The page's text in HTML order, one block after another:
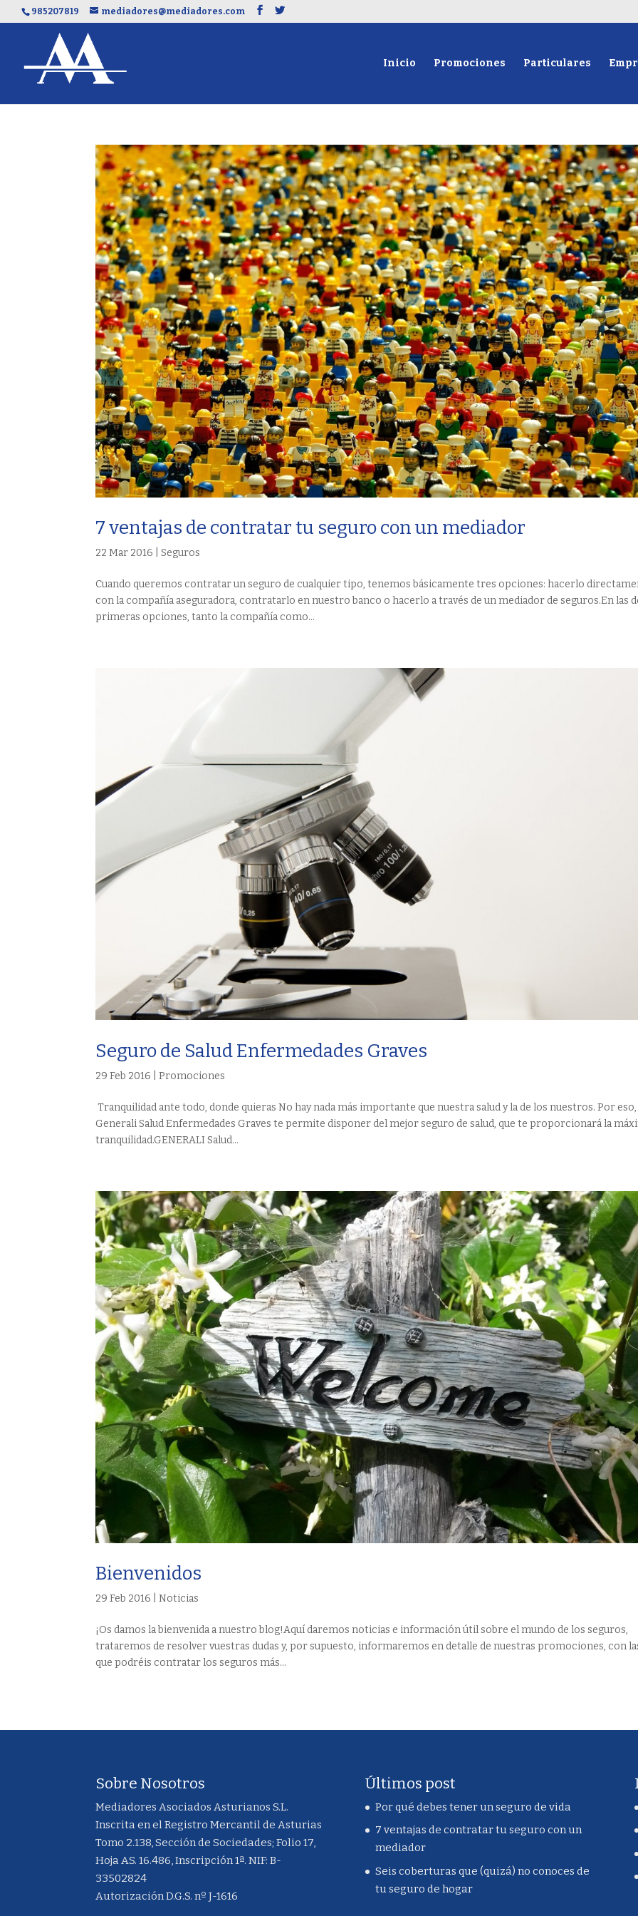
985207819 mediadores@mediadores.com
Inicio Promociones Particulares
7 ventajas de contratar tu seguro con un mediador
22 Mar 2016 |Seguros
Cuando queremos contratar un seguro de cualquier tipo, tenemos básicamente tres opciones: hacerlo
con la compañía aseguradora, contratarlo en nuestro banco o hacerlo a través de un mediador de seguros.En las
primeras opciones, tanto la compañía como...
Seguro de Salud Enfermedades Graves
29 Feb 2016 |Promociones
Tranquilidad ante todo, donde quieras No hay nada más importante que nuestra salud y la de los nuestros. Por eso,
Generali Salud Enfermedades Graves te permite disponer del mejor seguro de salud, que te proporcionará la
tranquilidad.GENERALI Salud...
Bienvenidos
29 Feb 2016 |Noticias
¡Os damos la bienvenida a nuestro blog!Aquí daremos noticias e información útil sobre el mundo de los seguros,
trataremos de resolver vuestras dudas y, por supuesto, informaremos en detalle de nuestras promociones, con
que podréis contratar los seguros más...
Sobre Nosotros
Mediadores Asociados Asturianos S.L.
Inscrita en el Registro Mercantil de Asturias
Tomo 2.138, Sección de Sociedades; Folio 17,
Hoja AS. 16.486, Inscripción 1ª. NIF: B-
33502824
Autorización D.G.S. nº J-1616
Últimos post
Por qué debes tener un seguro de vida
7 ventajas de contratar tu seguro con un
mediador
Seis coberturas que (quizá) no conoces de
tu seguro de hogar